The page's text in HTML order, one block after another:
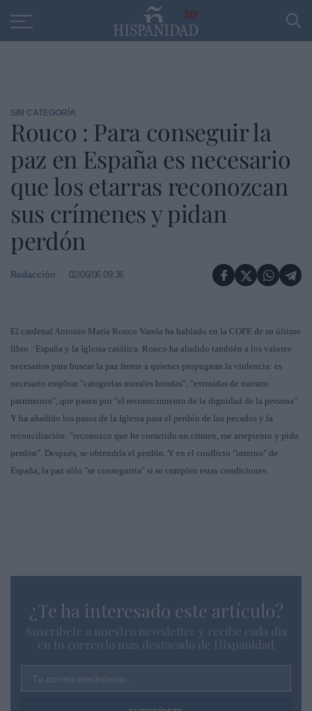
30
SIN CATEGORÍA
Rouco : Para conseguir la
paz en España es necesario
que los etarras reconozcan
sus crímenes y pidan
perdón
Redacción 02/06/06 09:36
El cardenal Antonio María Rouco Varela ha hablado en la COPE de su último
libro : España y la Iglesia católica. Rouco ha aludido también a los valores
necesarios para buscar la paz frente a quienes propugnan la violencia: es
necesario emplear "categorías morales hondas", "extraídas de nuestro
patrimonio", que pasen por "el reconocimiento de la dignidad de la persona".
Y ha añadido los pasos de la Iglesia para el perdón de los pecados y la
reconciliación: "reconozco que he cometido un crimen, me arrepiento y pido
perdón". Después, se obtendría el perdón. Y en el conflicto "interno" de
España, la paz sólo "se conseguiría" si se cumplen estas condiciones.
¿Te ha interesado este artículo?
Suscríbete a nuestro newsletter y recibe cada dia
en tu correo lo más destacado de Hispanidad
Tu correo electrónico...